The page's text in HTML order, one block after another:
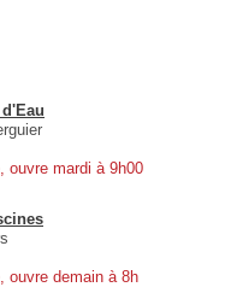
ouvre mardi à 9h00
ouvre demain à 8h